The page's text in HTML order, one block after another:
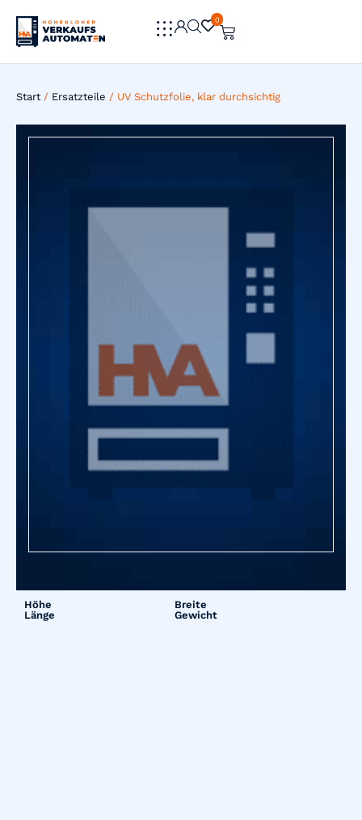
0
0
Start / Ersatzteile / UV Schutzfolie, klar durchsichtig
Höhe
Breite
Länge
Gewicht